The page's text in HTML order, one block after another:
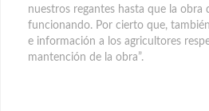
nuestros regantes hasta que la obra
funcionando. Por cierto que,
e información a los agricultores
mantención de la obra”.